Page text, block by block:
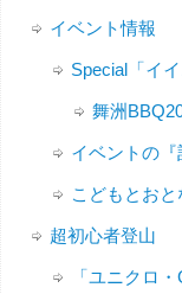
イベント情報
Special「イイ
舞洲
イベントの
こどもとお
超初心者登山
「ユニクロ・